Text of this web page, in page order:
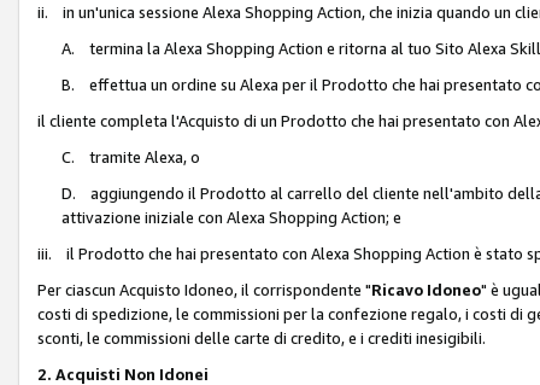
ii. in un'unica sessione Alexa Shopping Action, che inizia quando un
A. termina la Alexa Shopping Action e ritorna al tuo Sito Alexa
B. effettua un ordine su Alexa per il Prodotto che hai presentato
il cliente completa l'Acquisto di un Prodotto che hai presentato con
C. tramite Alexa, o
D. aggiungendo il Prodotto al carrello del cliente nell'ambito
attivazione iniziale con Alexa Shopping Action; e
iii. il Prodotto che hai presentato con Alexa Shopping Action è stato
Per ciascun Acquisto Idoneo, il corrispondente "Ricavo Idoneo" è
costi di spedizione, le commissioni per la confezione regalo, i costi di
sconti, le commissioni delle carte di credito, e i crediti inesigibili.
2. Acquisti Non Idonei